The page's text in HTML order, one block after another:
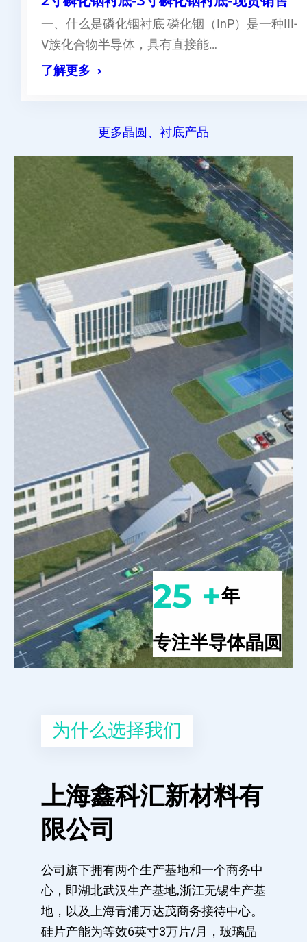
一、什么是磷化铟衬底 磷化铟（InP）是一种III-
V族化合物半导体，具有直接能…
了解更多
更多晶圆、衬底产品
25 +年
专注半导体晶圆
为什么选择我们
上海鑫科汇新材料有
限公司
公司旗下拥有两个生产基地和一个商务中
心，即湖北武汉生产基地,浙江无锡生产基
地，以及上海青浦万达茂商务接待中心。
硅片产能为等效6英寸3万片/月，玻璃晶